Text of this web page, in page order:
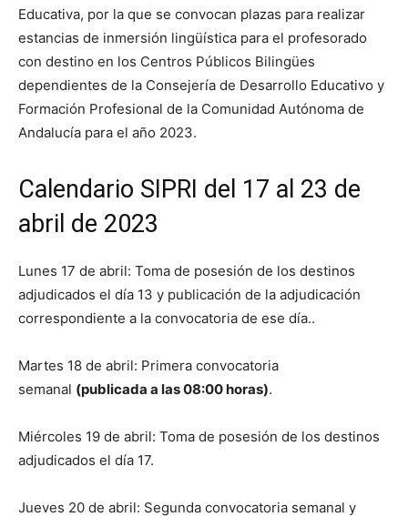
Educativa, por la que se convocan plazas para realizar
estancias de inmersión lingüística para el profesorado
con destino en los Centros Públicos Bilingües
dependientes de la Consejería de Desarrollo Educativo y
Formación Profesional de la Comunidad Autónoma de
Andalucía para el año 2023.
Calendario SIPRI del 17 al 23 de
abril de 2023
Lunes 17 de abril: Toma de posesión de los destinos
adjudicados el día 13 y publicación de la adjudicación
correspondiente a la convocatoria de ese día..
Martes 18 de abril: Primera convocatoria
semanal (publicada a las 08:00 horas).
Miércoles 19 de abril: Toma de posesión de los destinos
adjudicados el día 17.
Jueves 20 de abril: Segunda convocatoria semanal y